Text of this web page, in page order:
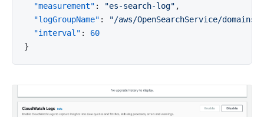
"measurement" : "es-search-log" ,
"logGroupName" :
"/aws/OpenSearchService/
"interval" :
60
}